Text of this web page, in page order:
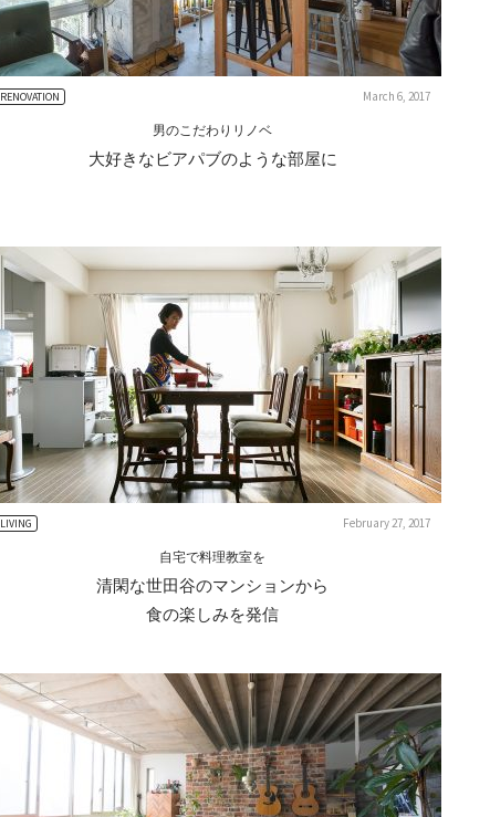
RENOVATION March 6, 2017
男のこだわりリノベ
⼤好きなビアパブのような部屋に
LIVING February 27, 2017
自宅で料理教室を
清閑な世田谷のマンションから
食の楽しみを発信